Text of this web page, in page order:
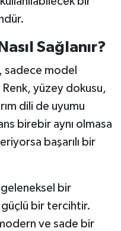
Sağlanır?
sadece model
Renk, yüzey dokusu,
dili de uyumu
birebir aynı olmasa
başarılı bir
geleneksel bir
bir tercihtir.
ve sade bir